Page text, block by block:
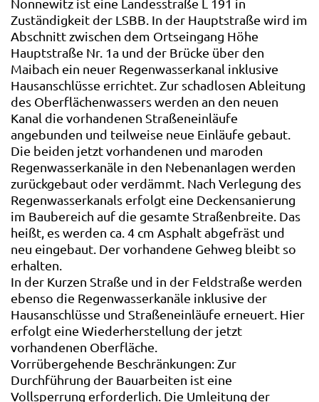
Nonnewitz ist eine Landesstraße L 191 in
Zuständigkeit der LSBB. In der Hauptstraße wird im
Abschnitt zwischen dem Ortseingang Höhe
Hauptstraße Nr. 1a und der Brücke über den
Maibach ein neuer Regenwasserkanal inklusive
Hausanschlüsse errichtet. Zur schadlosen Ableitung
des Oberflächenwassers werden an den neuen
Kanal die vorhandenen Straßeneinläufe
angebunden und teilweise neue Einläufe gebaut.
Die beiden jetzt vorhandenen und maroden
Regenwasserkanäle in den Nebenanlagen werden
zurückgebaut oder verdämmt. Nach Verlegung des
Regenwasserkanals erfolgt eine Deckensanierung
im Baubereich auf die gesamte Straßenbreite. Das
heißt, es werden ca. 4 cm Asphalt abgefräst und
neu eingebaut. Der vorhandene Gehweg bleibt so
erhalten.
In der Kurzen Straße und in der Feldstraße werden
ebenso die Regenwasserkanäle inklusive der
Hausanschlüsse und Straßeneinläufe erneuert. Hier
erfolgt eine Wiederherstellung der jetzt
vorhandenen Oberfläche.
Vorrübergehende Beschränkungen: Zur
Durchführung der Bauarbeiten ist eine
Vollsperrung erforderlich. Die Umleitung der